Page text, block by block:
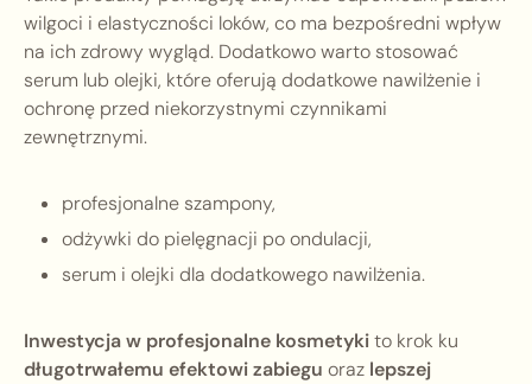
wilgoci i elastyczności loków, co ma bezpośredni wpływ
na ich zdrowy wygląd. Dodatkowo warto stosować
serum lub olejki, które oferują dodatkowe nawilżenie i
ochronę przed niekorzystnymi czynnikami
zewnętrznymi.
profesjonalne szampony,
odżywki do pielęgnacji po ondulacji,
serum i olejki dla dodatkowego nawilżenia.
Inwestycja w profesjonalne kosmetykito krok ku
długotrwałemu efektowi zabiegu oraz lepszej